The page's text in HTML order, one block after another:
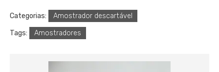
Categorias: Amostrador descartável
Tags: Amostradores